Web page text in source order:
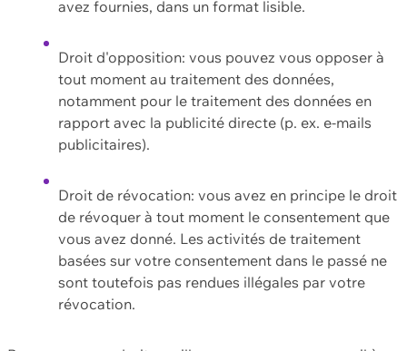
avez fournies, dans un format lisible.
Droit d'opposition: vous pouvez vous opposer à
tout moment au traitement des données,
notamment pour le traitement des données en
rapport avec la publicité directe (p. ex. e-mails
publicitaires).
Droit de révocation: vous avez en principe le droit
de révoquer à tout moment le consentement que
vous avez donné. Les activités de traitement
basées sur votre consentement dans le passé ne
sont toutefois pas rendues illégales par votre
révocation.